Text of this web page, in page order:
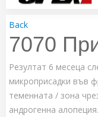
Back
7070
Резултат 6 месеца
микроприсадки във
теменната / зона
андрогенна